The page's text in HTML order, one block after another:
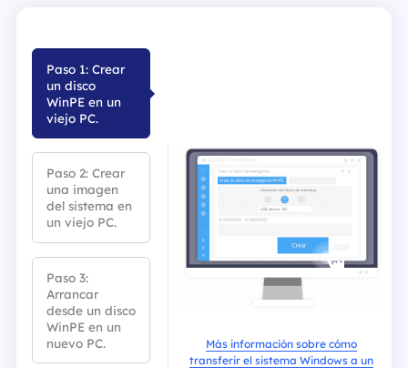
Paso 1: Crear
un disco
WinPE en un
viejo PC.
Paso 2: Crear
una imagen
del sistema en
un viejo PC.
Paso 3:
Arrancar
desde un disco
WinPE en un
nuevo PC.
Más información sobre cómo
transferir el sistema Windows a un